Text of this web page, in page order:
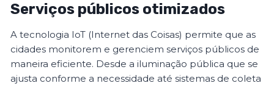
Serviços públicos otimizados
A tecnologia IoT (Internet das Coisas) permite que as
cidades monitorem e gerenciem serviços públicos de
maneira eficiente. Desde a iluminação pública que se
ajusta conforme a necessidade até sistemas de coleta